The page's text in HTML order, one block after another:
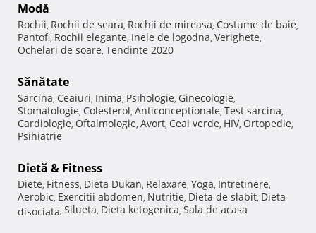
Modă
Rochii, Rochii de seara, Rochii de mireasa, Costume de baie,
Pantofi, Rochii elegante, Inele de logodna, Verighete,
Ochelari de soare, Tendinte 2020
Sănătate
Sarcina, Ceaiuri, Inima, Psihologie, Ginecologie,
Stomatologie, Colesterol, Anticonceptionale, Test sarcina,
Cardiologie, Oftalmologie, Avort, Ceai verde, HIV, Ortopedie,
Psihiatrie
Dietă & Fitness
Diete, Fitness, Dieta Dukan, Relaxare, Yoga, Intretinere,
Aerobic, Exercitii abdomen, Nutritie, Dieta de slabit, Dieta
disociata, Silueta, Dieta ketogenica, Sala de acasa